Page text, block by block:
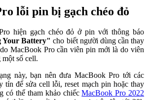
lỗi pin bị gạch chéo đỏ
hiện gạch chéo đỏ ở pin với thông báo
Your Battery"cho biết người dùng cần thay
MacBook Pro cần viên pin mới là do viên
số cell.
này, bạn nên đưa MacBook Pro tới các
tín để sửa cell lỗi, reset mạch pin hoặc thay
có thể tham khảo chiếcMacBook Pro 2022